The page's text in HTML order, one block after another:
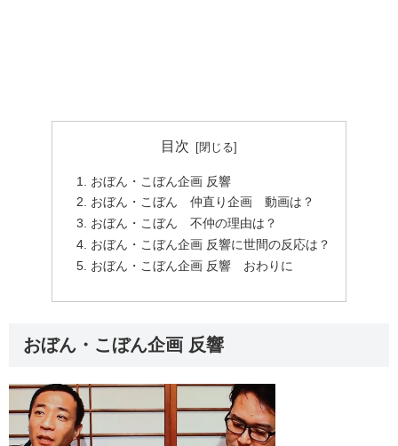
目次
おぼん・こぼん企画 反響
おぼん・こぼん 仲直り企画 動画は？
おぼん・こぼん 不仲の理由は？
おぼん・こぼん企画 反響に世間の反応は？
おぼん・こぼん企画 反響 おわりに
おぼん・こぼん企画 反響